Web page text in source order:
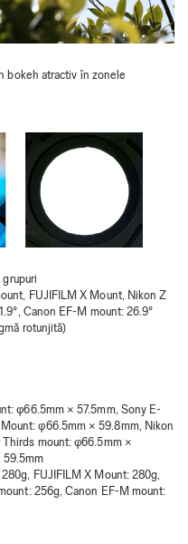
bokeh atractiv în zonele
FUJIFILM X Mount, Nikon Z
Canon EF-M mount: 26.9°
rotunjită)
φ66.5mm × 57.5mm, Sony E-
φ66.5mm × 59.8mm, Nikon
mount: φ66.5mm ×
59.5mm
FUJIFILM X Mount: 280g,
256g, Canon EF-M mount: